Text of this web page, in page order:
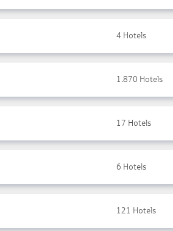
4 Hotels
1.870 Hotels
17 Hotels
6 Hotels
121 Hotels